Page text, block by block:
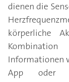
dienen die
körperliche
Informationen
App oder